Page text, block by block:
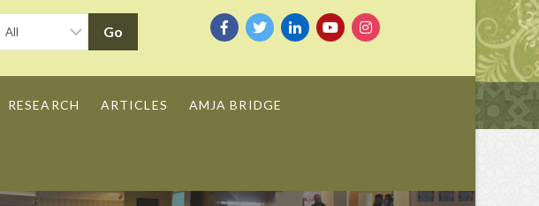
RESEARCH ARTICLES AMJA BRIDGE